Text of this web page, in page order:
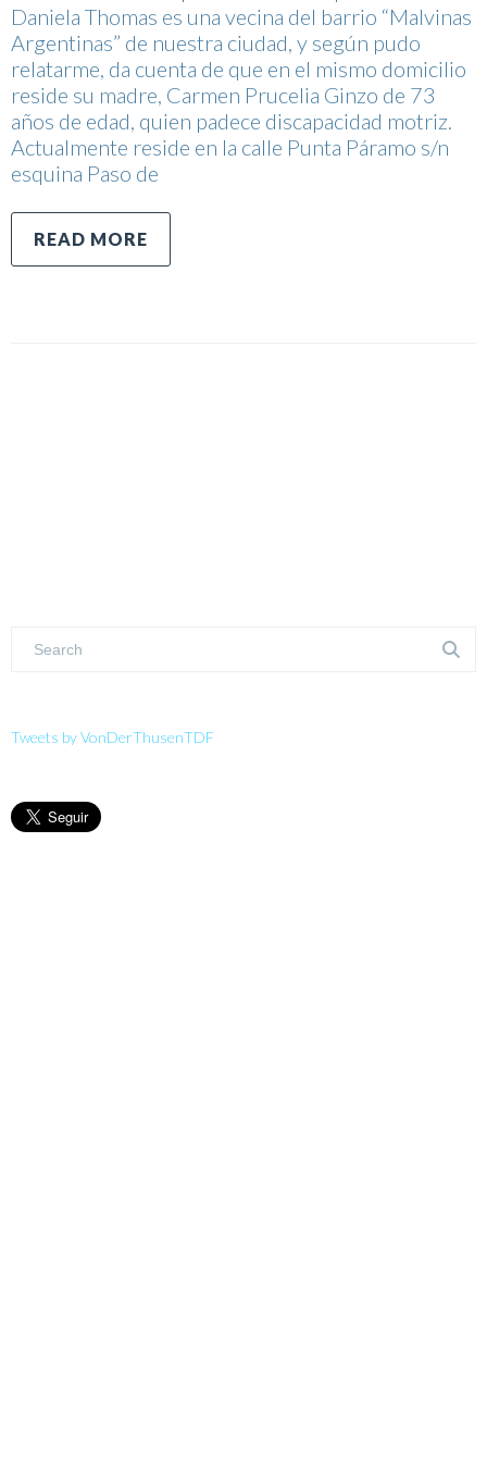
Daniela Thomas es una vecina del barrio “Malvinas
Argentinas” de nuestra ciudad, y según pudo
relatarme, da cuenta de que en el mismo domicilio
reside su madre, Carmen Prucelia Ginzo de 73
años de edad, quien padece discapacidad motriz.
Actualmente reside en la calle Punta Páramo s/n
esquina Paso de
READ MORE
Tweets by VonDerThusenTDF